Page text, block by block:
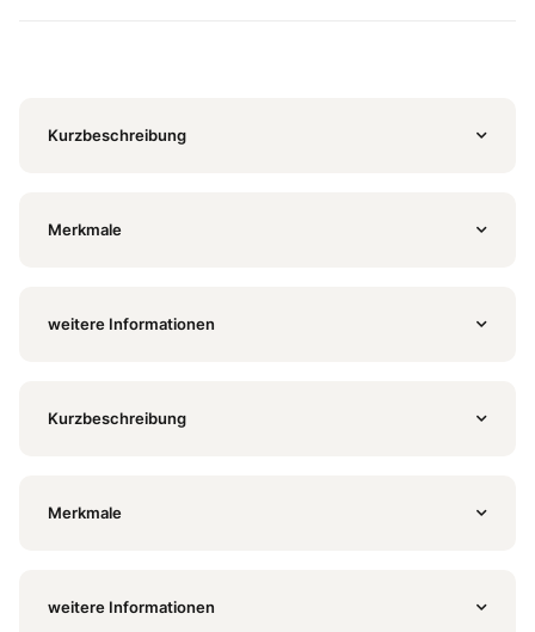
Kurzbeschreibung
Merkmale
weitere Informationen
Kurzbeschreibung
Merkmale
weitere Informationen